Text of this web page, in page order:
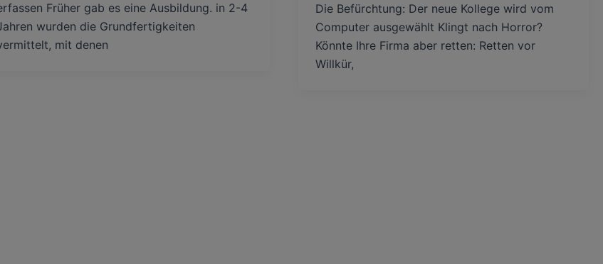
Früher gab es eine Ausbildung. in 2-4
wurden die Grundfertigkeiten
mit denen
Die Befürchtung: Der neue Kollege wird vom
Computer ausgewählt Klingt nach Horror?
Könnte Ihre Firma aber retten: Retten vor
Willkür,